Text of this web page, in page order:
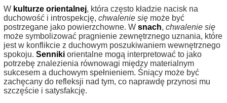
W kulturze orientalnej, która często kładzie nacisk na
duchowość i introspekcję, chwalenie się może być
postrzegane jako powierzchowne. W snach, chwalenie się
może symbolizować pragnienie zewnętrznego uznania, które
jest w konflikcie z duchowym poszukiwaniem wewnętrznego
spokoju. Senniki orientalne mogą interpretować to jako
potrzebę znalezienia równowagi między materialnym
sukcesem a duchowym spełnieniem. Śniący może być
zachęcany do refleksji nad tym, co naprawdę przynosi mu
szczęście i satysfakcję.